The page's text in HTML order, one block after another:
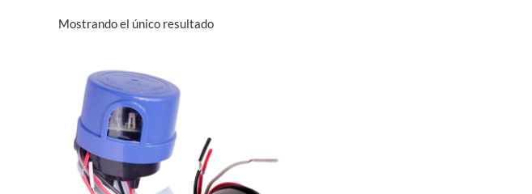
Mostrando el único resultado
variantes.
Las